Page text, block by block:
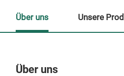
Über uns
Über uns Unsere